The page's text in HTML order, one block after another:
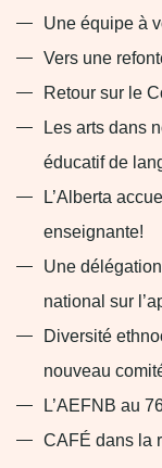
Une équipe à
Vers une
Retour sur le
Les arts dans
éducatif de
L’Alberta
enseignante!
Une
national sur
Diversité
nouveau
L’AEFNB au
CAFÉ dans la